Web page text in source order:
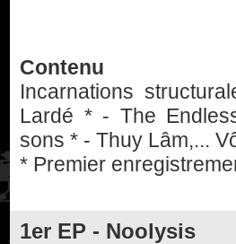
Contenu
Incarnations
Lardé * - The
sons * - Thuy Lâm,...
* Premier
1er EP - Noolysis